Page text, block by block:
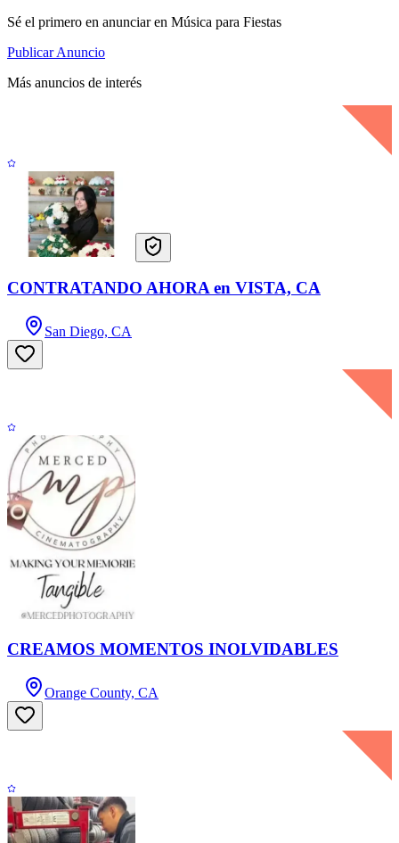
Sé el primero en anunciar en Música para Fiestas
Publicar Anuncio
Más anuncios de interés
CONTRATANDO AHORA en VISTA, CA
San Diego, CA
CREAMOS MOMENTOS INOLVIDABLES
Orange County, CA